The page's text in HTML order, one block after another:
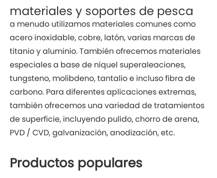
materiales y soportes de pesca
a menudo utilizamos materiales comunes como
acero inoxidable, cobre, latón, varias marcas de
titanio y aluminio. También ofrecemos materiales
especiales a base de níquel superaleaciones,
tungsteno, molibdeno, tantalio e incluso fibra de
carbono. Para diferentes aplicaciones extremas,
también ofrecemos una variedad de tratamientos
de superficie, incluyendo pulido, chorro de arena,
PVD / CVD, galvanización, anodización, etc.
Productos populares